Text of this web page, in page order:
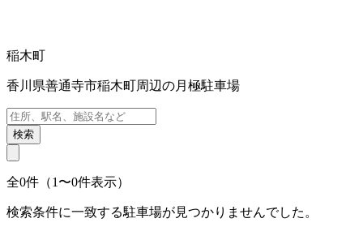
稲木町
香川県善通寺市稲木町周辺の月極駐車場
検索
全0件（1〜0件表示）
検索条件に一致する駐車場が見つかりませんでした。